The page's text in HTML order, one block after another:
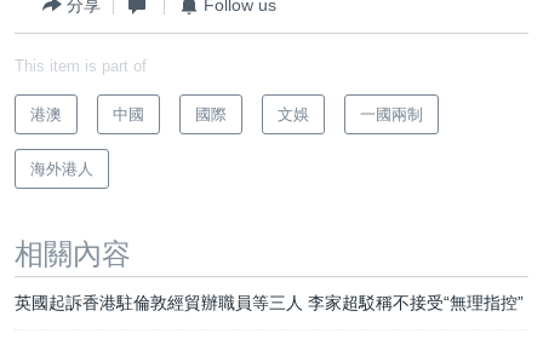
分享 Follow us
This item is part of
港澳 中國 國際 文娛 一國兩制
海外港人
相關內容
英國起訴香港駐倫敦經貿辦職員等三人 李家超駁稱不接受“無理指控”